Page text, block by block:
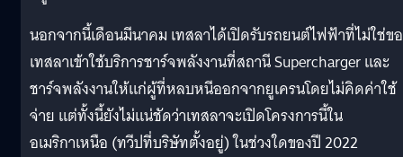
นอกจากนี้เดือนมีนาคม เทสลาได้เปิดรับรถยนต์ไฟฟ้าที่ไม่ใช่ข
เทสลาเข้าใช้บริการชาร์จพลังงานที่สถานี Supercharger และ
ชาร์จพลังงานให้แก่ผู้ที่หลบหนีออกจากยูเครนโดยไม่คิดค่าใช้
จ่าย แต่ทั้งนี้ยังไม่แน่ชัดว่าเทสลาจะเปิดโครงการนี้ใน
อเมริกาเหนือ (ทวีปที่บริษัทตั้งอยู่) ในช่วงใดของปี 2022